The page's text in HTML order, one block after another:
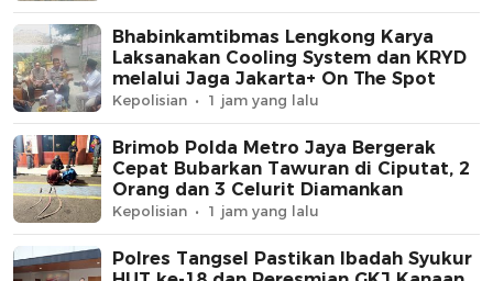
Bhabinkamtibmas Lengkong Karya
Laksanakan Cooling System dan KRYD
melalui Jaga Jakarta+ On The Spot
Kepolisian 1 jam yang lalu
Brimob Polda Metro Jaya Bergerak
Cepat Bubarkan Tawuran di Ciputat, 2
Orang dan 3 Celurit Diamankan
Kepolisian 1 jam yang lalu
Polres Tangsel Pastikan Ibadah Syukur